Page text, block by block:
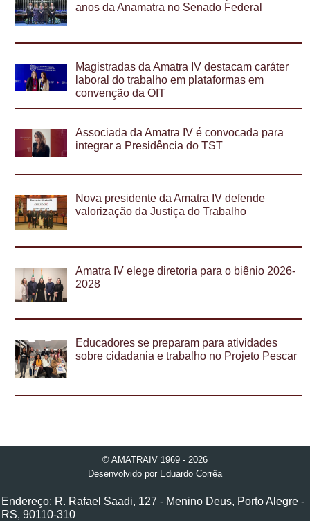
anos da Anamatra no Senado Federal
Magistradas da Amatra IV destacam caráter
laboral do trabalho em plataformas em
convenção da OIT
Associada da Amatra IV é convocada para
integrar a Presidência do TST
Nova presidente da Amatra IV defende
valorização da Justiça do Trabalho
Amatra IV elege diretoria para o biênio 2026-
2028
Educadores se preparam para atividades
sobre cidadania e trabalho no Projeto Pescar
© AMATRAIV 1969 - 2026
Desenvolvido por Eduardo Corrêa
Endereço: R. Rafael Saadi, 127 - Menino Deus, Porto Alegre -
RS, 90110-310